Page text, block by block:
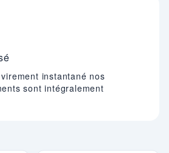
instantané nos
sont intégralement